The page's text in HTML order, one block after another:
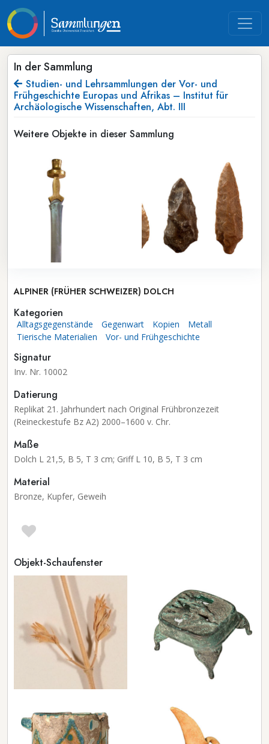
In der Sammlung
Studien- und Lehrsammlungen der Vor- und
Frühgeschichte Europas und Afrikas – Institut für
Archäologische Wissenschaften, Abt. III
Weitere Objekte in dieser Sammlung
ALPINER (FRÜHER SCHWEIZER) DOLCH
Kategorien
Alltagsgegenstände Gegenwart Kopien
Metall
Tierische Materialien
Vor- und Frühgeschichte
Signatur
Inv. Nr. 10002
Datierung
Replikat 21. Jahrhundert nach Original Frühbronzezeit
(Reineckestufe Bz A2) 2000–1600 v. Chr.
Maße
Dolch L 21,5, B 5, T 3 cm; Griff L 10, B 5, T 3 cm
Material
Bronze, Kupfer, Geweih
Objekt-Schaufenster